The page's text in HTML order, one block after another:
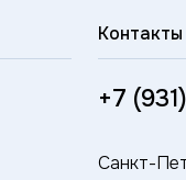
Контакты
+7
Санкт-